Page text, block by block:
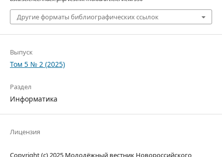
Другие форматы библиографических ссылок
Выпуск
Том 5 № 2 (2025)
Раздел
Информатика
Лицензия
Copyright (c) 2025 Молодёжный вестник Новороссийского